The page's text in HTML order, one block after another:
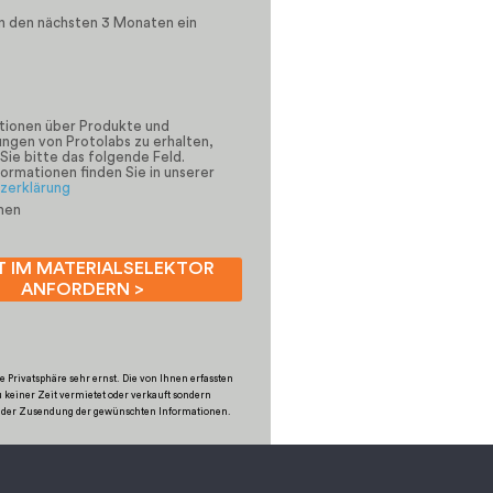
den nächsten 3 Monaten ein
über Produkte und
von Protolabs zu erhalten,
bitte das folgende Feld.
finden Sie in unserer
IM MATERIALSELEKTOR
ANFORDERN >
Privatsphäre sehr ernst. Die von Ihnen erfassten
keiner Zeit vermietet oder verkauft sondern
Zusendung der gewünschten Informationen.